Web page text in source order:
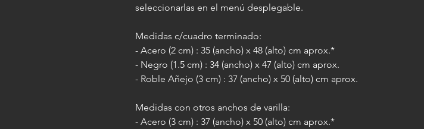
seleccionarlas en el menú desplegable.
Medidas c/cuadro terminado:
- Acero (2 cm) : 35 (ancho) x 48 (alto) cm aprox.*
- Negro (1.5 cm) : 34 (ancho) x 47 (alto) cm aprox.
- Roble Añejo (3 cm) : 37 (ancho) x 50 (alto) cm aprox.
Medidas con otros anchos de varilla:
- Acero (3 cm) : 37 (ancho) x 50 (alto) cm aprox.*